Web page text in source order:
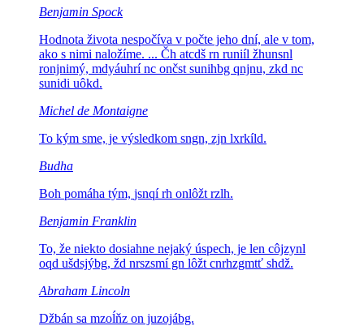
Benjamin Spock
Hodnota života nespočíva v počte jeho dní, ale v tom,
ako s nimi naložíme. ... Čh atcdš rn runiíl žhunsnl
ronjnimý, mdyáuhrí nc ončst sunihbg qnjnu, zkd nc
sunidi uôkd.
Michel de Montaigne
To kým sme, je výsledkom sngn, zjn lxrkíld.
Budha
Boh pomáha tým, jsnqí rh onlôžt rzlh.
Benjamin Franklin
To, že niekto dosiahne nejaký úspech, je len côjzynl
oqd ušdsjýbg, žd nrszsmí gn lôžt cnrhzgmtť shdž.
Abraham Lincoln
Džbán sa mzoĺňz on juzojábg.